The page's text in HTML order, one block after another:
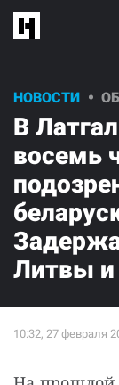
НОВОСТИ
В
восемь
Литвы и